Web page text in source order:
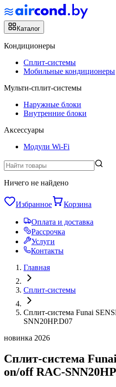
Каталог
Кондиционеры
Сплит-системы
Мобильные кондиционеры
Мульти-сплит-системы
Наружные блоки
Внутренние блоки
Аксессуары
Модули Wi-Fi
Ничего не найдено
Избранное Корзина
Оплата и доставка
Рассрочка
Услуги
Контакты
Главная
Сплит-системы
Сплит-система Funai
SNN20HP.D07
новинка 2026
Сплит-система
on/off RAC-